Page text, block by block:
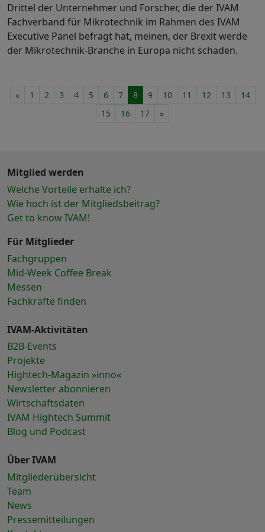
Drittel der Unternehmer und Forscher, die der IVAM
Fachverband für Mikrotechnik im Rahmen des IVAM
Executive Panel befragt hat, meinen, der Brexit werde
der Mikrotechnik-Branche in Europa nicht schaden.
« 1 2 3 4 5 6 7 8 9 10 11 12 13
14
15
16 17 »
Mitglied werden
Welche Vorteile erhalte ich?
Wie hoch ist der Mitgliedsbeitrag?
Get to know IVAM!
Für Mitglieder
Fachgruppen
Mid-Week Coffee Break
Messen
Fachkräfte finden
IVAM-Aktivitäten
B2B-Events
Projekte
Hightech-Magazin »inno«
Newsletter abonnieren
Wirtschaftsdaten
IVAM Hightech Summit
Blog und Podcast
Über IVAM
Mitgliederübersicht
Team
News
Pressemitteilungen